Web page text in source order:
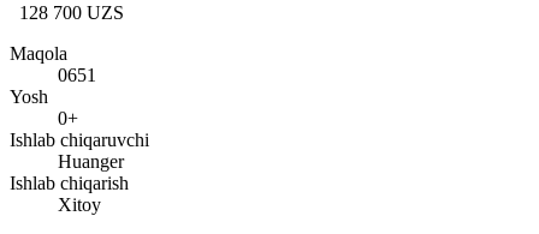
128 700 UZS
Maqola
0651
Yosh
0+
Ishlab chiqaruvchi
Huanger
Ishlab chiqarish
Xitoy